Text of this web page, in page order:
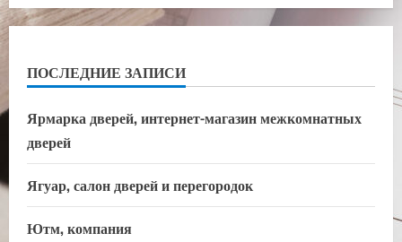
ПОСЛЕДНИЕ ЗАПИСИ
Ярмарка дверей, интернет-магазин межкомнатных
дверей
Ягуар, салон дверей и перегородок
Ютм, компания